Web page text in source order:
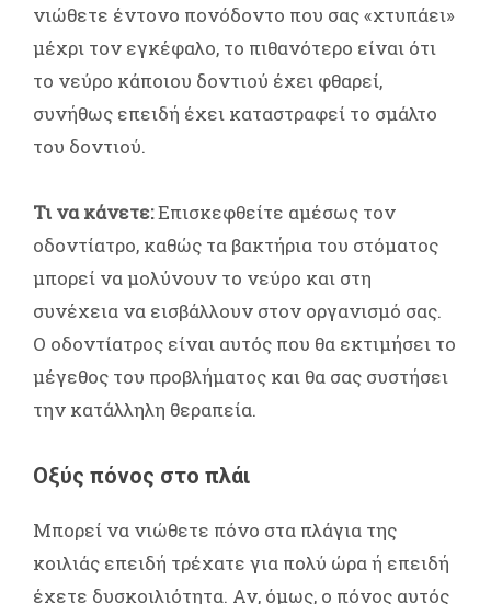
νιώθετε έντονο πονόδοντο που σας «χτυπάει»
μέχρι τον εγκέφαλο, το πιθανότερο είναι ότι
το νεύρο κάποιου δοντιού έχει φθαρεί,
συνήθως επειδή έχει καταστραφεί το σμάλτο
του δοντιού.
Τι να κάνετε:Επισκεφθείτε αμέσως τον
οδοντίατρο, καθώς τα βακτήρια του στόματος
μπορεί να μολύνουν το νεύρο και στη
συνέχεια να εισβάλλουν στον οργανισμό σας.
Ο οδοντίατρος είναι αυτός που θα εκτιμήσει το
μέγεθος του προβλήματος και θα σας συστήσει
την κατάλληλη θεραπεία.
Οξύς πόνος στο πλάι
Μπορεί να νιώθετε πόνο στα πλάγια της
κοιλιάς επειδή τρέχατε για πολύ ώρα ή επειδή
έχετε δυσκοιλιότητα. Αν, όμως, ο πόνος αυτός